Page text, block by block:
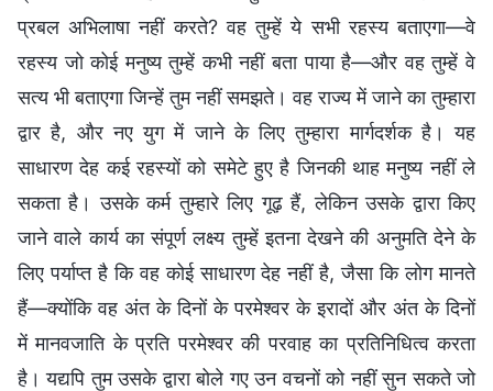
प्रबल अभिलाषा नहीं करते? वह तुम्हें ये सभी रहस्य बताएगा—वे
रहस्य जो कोई मनुष्य तुम्हें कभी नहीं बता पाया है—और वह तुम्हें वे
सत्य भी बताएगा जिन्हें तुम नहीं समझते। वह राज्य में जाने का तुम्हारा
द्वार है, और नए युग में जाने के लिए तुम्हारा मार्गदर्शक है। यह
साधारण देह कई रहस्यों को समेटे हुए है जिनकी थाह मनुष्य नहीं ले
सकता है। उसके कर्म तुम्हारे लिए गूढ़ हैं, लेकिन उसके द्वारा किए
जाने वाले कार्य का संपूर्ण लक्ष्य तुम्हें इतना देखने की अनुमति देने के
लिए पर्याप्त है कि वह कोई साधारण देह नहीं है, जैसा कि लोग मानते
हैं—क्योंकि वह अंत के दिनों के परमेश्वर के इरादों और अंत के दिनों
में मानवजाति के प्रति परमेश्वर की परवाह का प्रतिनिधित्व करता
है। यद्यपि तुम उसके द्वारा बोले गए उन वचनों को नहीं सुन सकते जो